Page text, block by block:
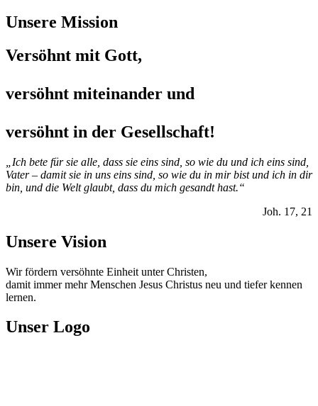
Unsere Mission
Versöhnt mit Gott,
versöhnt miteinander und
versöhnt in der Gesellschaft!
„Ich bete für sie alle, dass sie eins sind, so wie du und ich eins sind,
Vater – damit sie in uns eins sind, so wie du in mir bist und ich in dir
bin, und die Welt glaubt, dass du mich gesandt hast.“
Joh. 17, 21
Unsere Vision
Wir fördern versöhnte Einheit unter Christen,
damit immer mehr Menschen Jesus Christus neu und tiefer kennen
lernen.
Unser Logo